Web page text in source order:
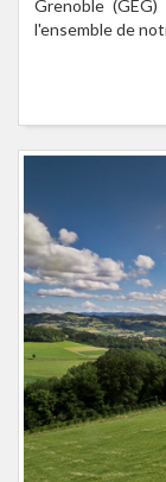
Grenoble
l'ensemble de